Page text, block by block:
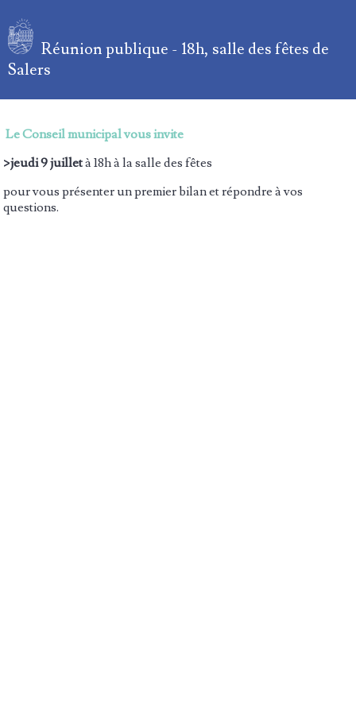
Réunion publique - 18h, salle des fêtes de
Salers
Le Conseil municipal vous invite
>jeudi 9 juilletà 18h à la salle des fêtes
pour vous présenter un premier bilan et répondre à vos
questions.